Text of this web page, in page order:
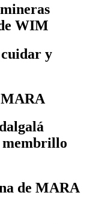
WIM
y
MARA
membrillo
de MARA